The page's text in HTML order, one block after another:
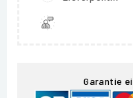
Garantie